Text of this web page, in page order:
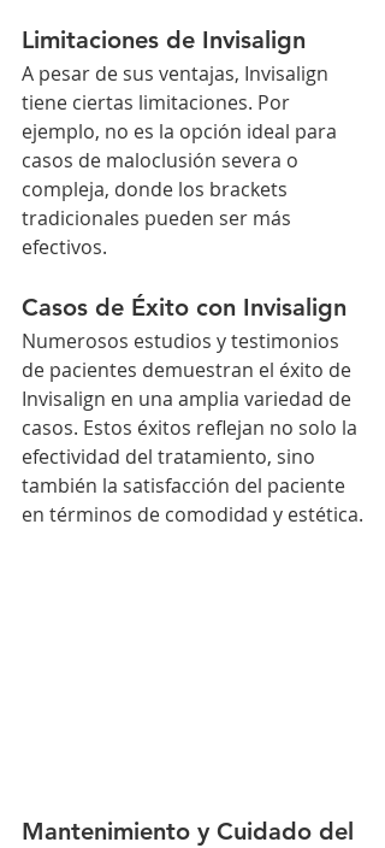
Limitaciones de Invisalign
A pesar de sus ventajas, Invisalign
tiene ciertas limitaciones. Por
ejemplo, no es la opción ideal para
casos de maloclusión severa o
compleja, donde los brackets
tradicionales pueden ser más
efectivos.
Casos de Éxito con Invisalign
Numerosos estudios y testimonios
de pacientes demuestran el éxito de
Invisalign en una amplia variedad de
casos. Estos éxitos reflejan no solo la
efectividad del tratamiento, sino
también la satisfacción del paciente
en términos de comodidad y estética.
Mantenimiento y Cuidado del